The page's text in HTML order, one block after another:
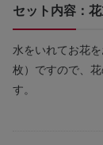
セット内容：
水をいれてお花
枚）ですので、
す。